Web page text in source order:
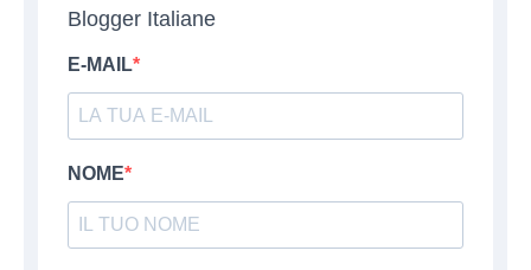
Blogger Italiane
E-MAIL
NOME